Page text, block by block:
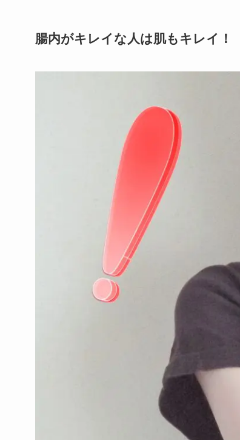
腸内がキレイな人は肌もキレイ！